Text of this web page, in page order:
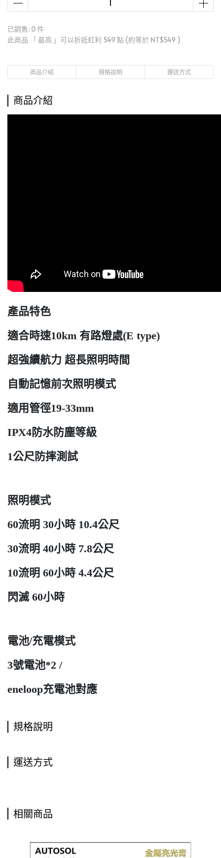
已銷售: 0 件
此商品 「 最高 」可以折抵紅利 549 點 (約等於 NT$549 )
商品介紹 規格說明 運送方式
商品介紹
產品特色
適合時速10km 有路燈處(E type)
超強續航力 超長照明時間
自動記憶前次照明模式
適用管徑19-33mm
IPX4防水防塵等級
1公尺防摔測試
照明模式
60流明 30小時 10.4公尺
30流明 40小時 7.8公尺
10流明 60小時 4.4公尺
閃滅 60小時
電池/充電模式
3號電池*2 /
eneloop充電池對應
規格說明
運送方式
相關商品